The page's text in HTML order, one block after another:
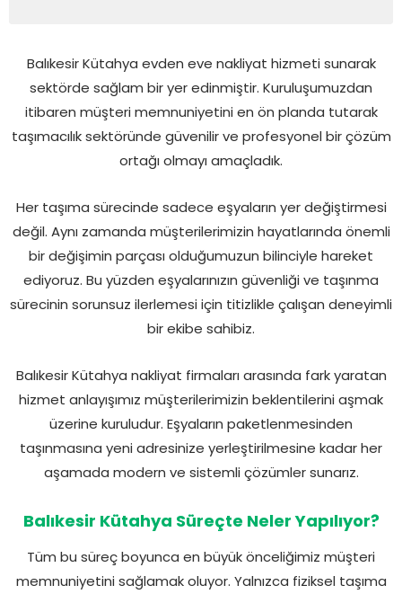
Balıkesir Kütahya evden eve nakliyat hizmeti sunarak
sektörde sağlam bir yer edinmiştir. Kuruluşumuzdan
itibaren müşteri memnuniyetini en ön planda tutarak
taşımacılık sektöründe güvenilir ve profesyonel bir çözüm
ortağı olmayı amaçladık.
Her taşıma sürecinde sadece eşyaların yer değiştirmesi
değil. Aynı zamanda müşterilerimizin hayatlarında önemli
bir değişimin parçası olduğumuzun bilinciyle hareket
ediyoruz. Bu yüzden eşyalarınızın güvenliği ve taşınma
sürecinin sorunsuz ilerlemesi için titizlikle çalışan deneyimli
bir ekibe sahibiz.
Balıkesir Kütahya nakliyat firmaları arasında fark yaratan
hizmet anlayışımız müşterilerimizin beklentilerini aşmak
üzerine kuruludur. Eşyaların paketlenmesinden
taşınmasına yeni adresinize yerleştirilmesine kadar her
aşamada modern ve sistemli çözümler sunarız.
Balıkesir Kütahya Süreçte Neler Yapılıyor?
Tüm bu süreç boyunca en büyük önceliğimiz müşteri
memnuniyetini sağlamak oluyor. Yalnızca fiziksel taşıma